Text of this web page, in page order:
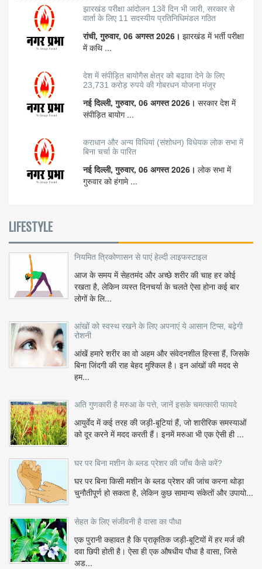
झारखंड परीक्षा आंदोलन 13वें दिन भी जारी, सरकार से
वार्ता के लिए 11 सदस्यीय प्रतिनिधिमंडल गठित
रांची, गुरुवार, 06 अगस्त 2026। झारखंड में भर्ती परीक्षा
में कथि ...
देश में संपीड़ित बायोगैस क्षेत्र को बढावा देने के लिए
23,731 करोड़ रुपये की गोबरधन योजना मंजूर
नई दिल्ली, गुरुवार, 06 अगस्त 2026। सरकार देश में
संपीड़ित बायोग ...
कराधान और अन्य विधियां (संशोधन) विधेयक लोक सभा में
बिना चर्चा के पारित
नई दिल्ली, गुरुवार, 06 अगस्त 2026। लोक सभा में
गुरुवार को हंगामे ...
LIFESTYLE
नियमित त्रिकोणासन से पाएं हेल्दी लाइफस्टाइल
आज के समय में सेहतमंद और अच्छे शरीर की चाह हर कोई
रखता है, लेकिन व्यस्त दिनचर्या के चलते ऐसा होना कई बार
लोगों के लि...
आंखों को स्वस्थ रखने के लिए अपनाएं ये आसान टिप्स, बढ़ेगी
रोशनी
आंखें हमारे शरीर का वो अहम और संवेदनशील हिस्सा हैं, जिसके
बिना जिंदगी की राह बेहद मुश्किल है। इन आंखों की मदद से
हम...
अति गुणकारी है मरुआ के पत्ते, जानें इसके चमत्कारी फायदे
आयुर्वेद में कई तरह की जड़ी-बूटियां हैं, जो शारीरिक समस्याओं
को दूर करने में मदद करती हैं। इनमें मरुआ भी एक ऐसी ही ...
घर पर बिना मशीन के ब्लड प्रेशर की जाँच कैसे करें?
घर पर बिना किसी मशीन के ब्लड प्रेशर की जांच करना थोड़ा
चुनौतीपूर्ण हो सकता है, लेकिन कुछ सामान्य संकेतों और उपायो...
सेहत के लिए संजीवनी है वासा का पौधा
एक पुरानी कहावत है कि प्राकृतिक जड़ी-बूटियों में हर मर्ज की
दवा छिपी होती है। ऐसा ही एक औषधीय पौधा है वासा, जिसे
अड...